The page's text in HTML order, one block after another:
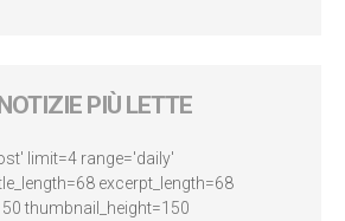
PIÙ LETTE
limit=4 range='daily'
excerpt_length=68
thumbnail_height=150